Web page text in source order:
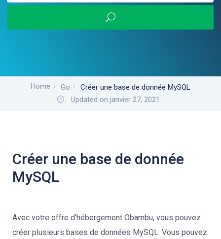
Home Go
Créer une base de donnée MySQL
Updated on janvier 27, 2021
Créer une base de donnée
MySQL
Avec votre offre d’hébergement Obambu, vous pouvez
créer plusieurs bases de données MySQL. Vous pouvez